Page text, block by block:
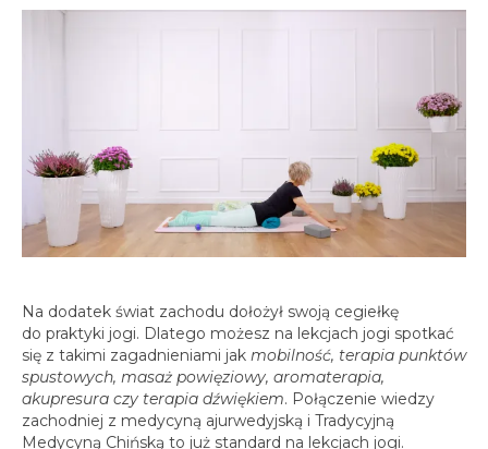
Na dodatek świat zachodu dołożył swoją cegiełkę
do praktyki jogi. Dlatego możesz na lekcjach jogi spotkać
się z takimi zagadnieniami jak mobilność, terapia punktów
spustowych, masaż powięziowy, aromaterapia,
akupresura czy terapia dźwiękiem. Połączenie wiedzy
zachodniej z medycyną ajurwedyjską i Tradycyjną
Medycyną Chińską to już standard na lekcjach jogi.